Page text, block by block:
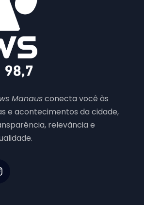
Manausconecta você às
e acontecimentos da cidade,
relevância e